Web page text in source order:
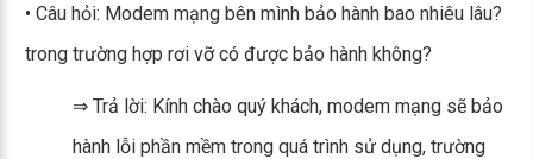
• Câu hỏi: Modem mạng bên mình bảo hành bao nhiêu lâu?
trong trường hợp rơi vỡ có được bảo hành không?
⇒ Trả lời: Kính chào quý khách, modem mạng sẽ bảo
hành lỗi phần mềm trong quá trình sử dụng, trường